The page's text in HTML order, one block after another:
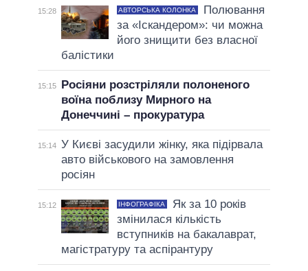
15:28 АВТОРСЬКА КОЛОНКА
Полювання
за «Іскандером»: чи можна
його знищити без власної
балістики
15:15
Росіяни розстріляли полоненого
воїна поблизу Мирного на
Донеччині – прокуратура
15:14 У Києві засудили жінку, яка підірвала
авто військового на замовлення
росіян
15:12 ІНФОГРАФІКА
Як за 10 років
змінилася кількість
вступників на бакалаврат,
магістратуру та аспірантуру